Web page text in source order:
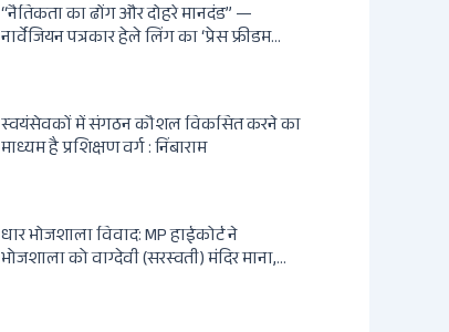
“नैतिकता का ढोंग और दोहरे मानदंड” —
नार्वेजियन पत्रकार हेले लिंग का ‘प्रेस फ्रीडम
नेटवर्क की पूरी कहानी
स्वयंसेवकों में संगठन कौशल विकसित करने का
माध्यम है प्रशिक्षण वर्ग : निंबाराम
धार भोजशाला विवाद: MP हाईकोर्ट ने
भोजशाला को वाग्देवी (सरस्वती) मंदिर माना,